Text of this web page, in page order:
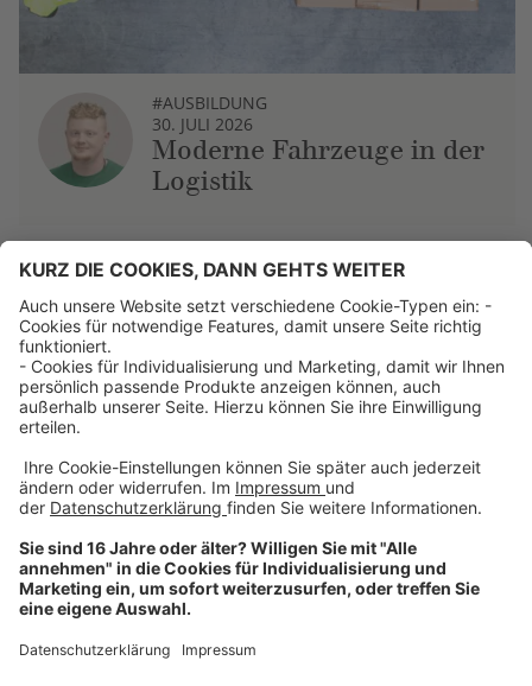
#AUSBILDUNG
30. JULI 2026
Moderne Fahrzeuge in der
Logistik
Über uns
Dehner Unternehmen
Jobs bei Dehner